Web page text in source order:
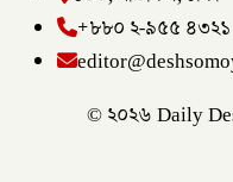
+৮৮০ ২-৯৫৫ ৪৩২১
© ২০২৬ Daily